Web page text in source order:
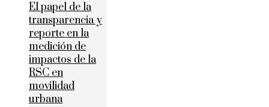
El papel de la
transparencia y
reporte en la
medición de
impactos de la
RSC en
movilidad
urbana